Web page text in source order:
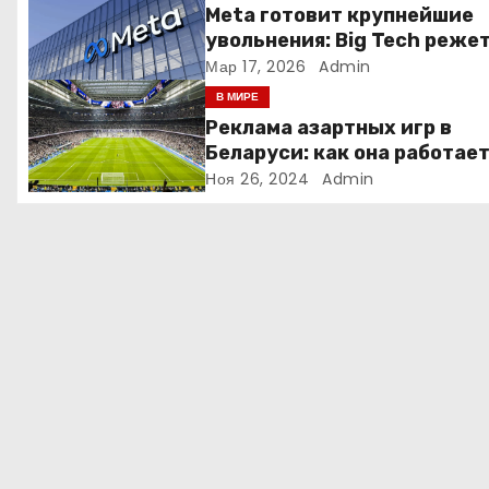
п
о
з
а
Meta готовит крупнейшие
увольнения: Big Tech режет
людей ради искусственного
интеллекта
Мар 17, 2026 Admin
В МИРЕ
Реклама азартных игр в
Беларуси: как она работает
Ноя 26, 2024 Admin